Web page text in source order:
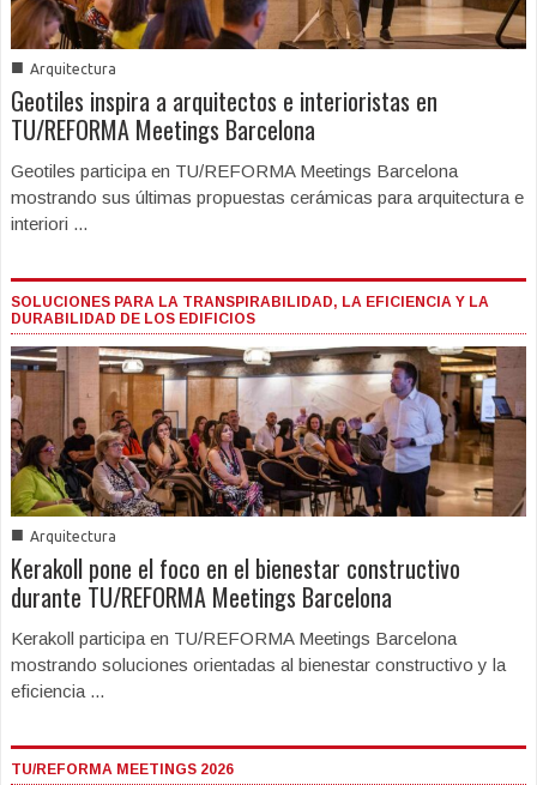
■ Arquitectura
Geotiles inspira a arquitectos e interioristas en
TU/REFORMA Meetings Barcelona
Geotiles participa en TU/REFORMA Meetings Barcelona
mostrando sus últimas propuestas cerámicas para arquitectura e
interiori ...
SOLUCIONES PARA LA TRANSPIRABILIDAD, LA EFICIENCIA Y LA
DURABILIDAD DE LOS EDIFICIOS
■ Arquitectura
Kerakoll pone el foco en el bienestar constructivo
durante TU/REFORMA Meetings Barcelona
Kerakoll participa en TU/REFORMA Meetings Barcelona
mostrando soluciones orientadas al bienestar constructivo y la
eficiencia ...
TU/REFORMA MEETINGS 2026